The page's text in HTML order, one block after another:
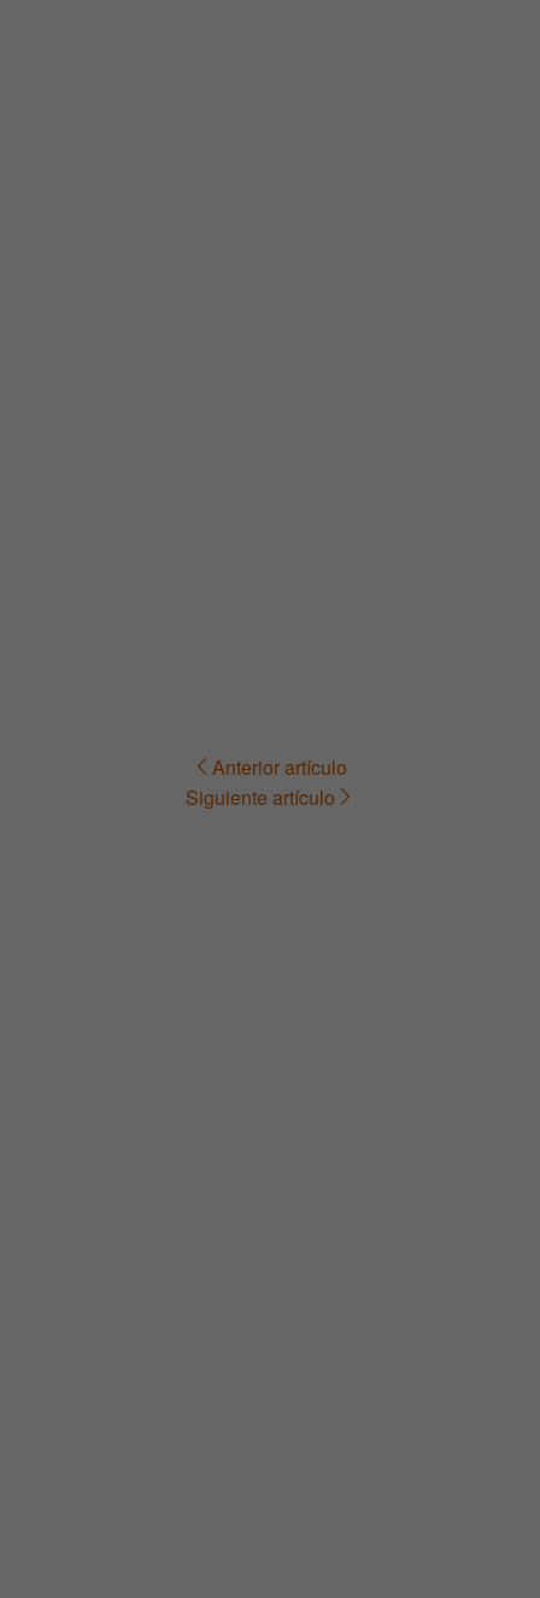
Navegación Anterior artículo
Siguiente artículo